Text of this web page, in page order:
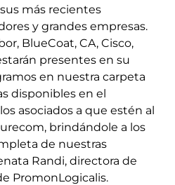
más recientes
y grandes empresas.
BlueCoat, CA, Cisco,
presentes en su
en nuestra carpeta
disponibles en el
asociados a que estén al
brindándole a los
de nuestras
Randi, directora de
PromonLogicalis.